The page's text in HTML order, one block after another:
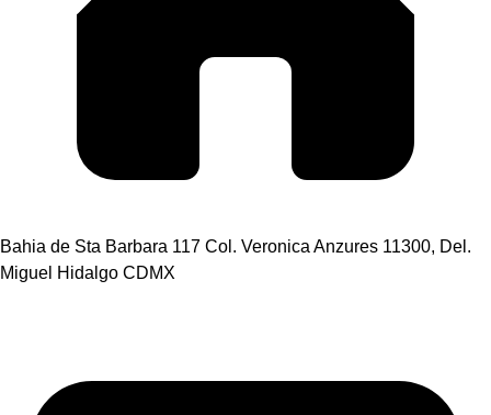
Bahia de Sta Barbara 117 Col. Veronica Anzures 11300, Del.
Miguel Hidalgo CDMX